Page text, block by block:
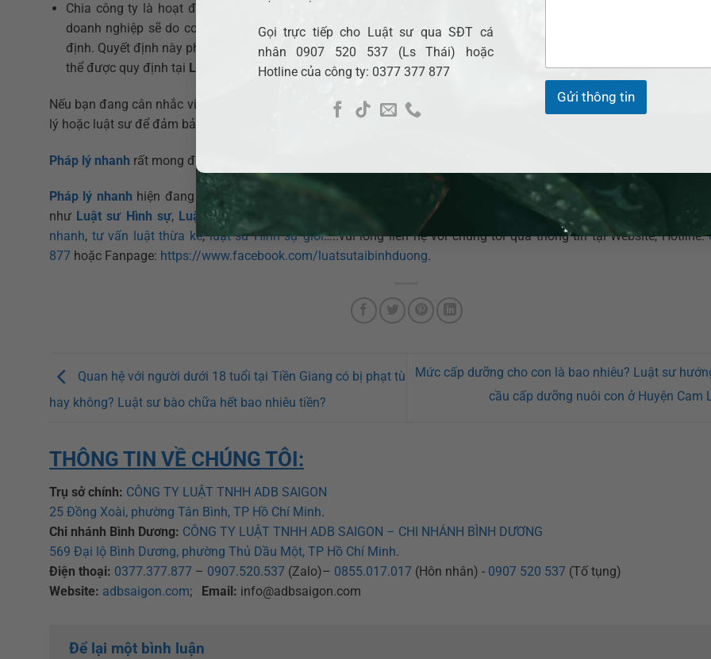
Gọi trực tiếp cho Luật sư qua SĐT cá
nhân 0907 520 537 (Ls Thái) hoặc
Hotline của công ty: 0377 377 877
Gửi thông tin
Chia công ty là hoạt động quan trọng ảnh hưởng đến vận mệnh của doanh nghiệp, cho nên việc đưa ra quyết
doanh nghiệp sẽ do cơ quan có quyền quyết định cao nhất trong công ty trách nhiệm hữu hạn và công ty cổ
định. Quyết định này phải được gửi đến tất cả các chủ nợ, người lao động biết theo quy định pháp luật về trình tự,
thể được quy định tại Luật doanh nghiệp năm 2020
Nếu bạn đang cân nhắc việc chia công ty hoặc gặp vướng mắc pháp lý liên quan, hãy tìm đến sự hỗ trợ từ các chuyên
lý hoặc luật sư để đảm bảo rằng doanh nghiệp của bạn được bảo vệ và tối ưu hóa trong mọi khía cạnh.
Pháp lý nhanh rất mong được kết nối và chia sẻ thêm kiến thức với các bạn. Hẹn gặp lại ở các bài viết tiếp theo!
Pháp lý nhanh hiện đang hỗ trợ cho người dân, doanh nhân và doanh nghiệp trên khắp cả nước ở nhiều lĩnh vực
như Luật sư Hình sự, Luật sư Hôn nhân Gia đình Luật sư Dân sự Luật sư Doanh Nghiệp Luật sư Đất đai
tư
nhanh, tư vấn luật thừa kế,luật sư Hình sự giỏi…..vui lòng liên hệ với chúng tôi qua thông tin tại Website, Hotline:
877 hoặc Fanpage: https://www.facebook.com/luatsutaibinhduong.
Quan hệ với người dưới 18 tuổi tại Tiền Giang có bị phạt tù
hay không? Luật sư bào chữa hết bao nhiêu tiền?
Mức cấp dưỡng cho con là bao nhiêu? Luật sư
cầu cấp dưỡng nuôi con ở Huyện Cam
THÔNG TIN VỀ CHÚNG TÔI:
Trụ sở chính: CÔNG TY LUẬT TNHH ADB SAIGON
25 Đồng Xoài, phường Tân Bình, TP Hồ Chí Minh.
Chi nhánh Bình Dương: CÔNG TY LUẬT TNHH ADB SAIGON – CHI NHÁNH BÌNH DƯƠNG
569 Đại lộ Bình Dương, phường Thủ Dầu Một, TP Hồ Chí Minh.
Điện thoại: 0377.377.877 – 0907.520.537 (Zalo)– 0855.017.017 (Hôn nhân) - 0907 520 537 (Tố tụng)
Website: adbsaigon.com; Email: info@adbsaigon.com
Để lại một bình luận